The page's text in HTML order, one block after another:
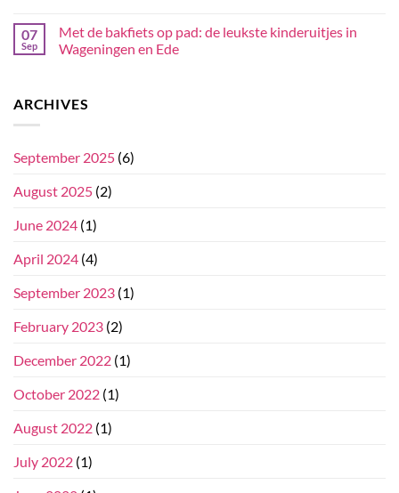
07
Sep
Met de bakfiets op pad: de leukste kinderuitjes in
Wageningen en Ede
ARCHIVES
September 2025 (6)
August 2025 (2)
June 2024 (1)
April 2024 (4)
September 2023 (1)
February 2023 (2)
December 2022 (1)
October 2022 (1)
August 2022 (1)
July 2022 (1)